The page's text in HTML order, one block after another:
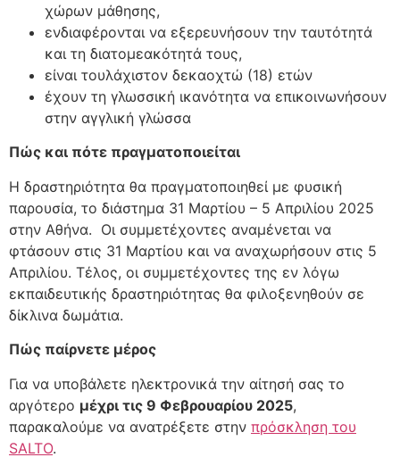
χώρων μάθησης,
ενδιαφέρονται να εξερευνήσουν την ταυτότητά
και τη διατομεακότητά τους,
είναι τουλάχιστον δεκαοχτώ (18) ετών
έχουν τη γλωσσική ικανότητα να επικοινωνήσουν
στην αγγλική γλώσσα
Πώς και πότε πραγματοποιείται
Η δραστηριότητα θα πραγματοποιηθεί με φυσική
παρουσία, το διάστημα 31 Μαρτίου – 5 Απριλίου 2025
στην Αθήνα. Οι συμμετέχοντες αναμένεται να
φτάσουν στις 31 Μαρτίου και να αναχωρήσουν στις 5
Απριλίου. Τέλος, οι συμμετέχοντες της εν λόγω
εκπαιδευτικής δραστηριότητας θα φιλοξενηθούν σε
δίκλινα δωμάτια.
Πώς παίρνετε μέρος
Για να υποβάλετε ηλεκτρονικά την αίτησή σας το
αργότερο μέχρι τις 9 Φεβρουαρίου 2025,
παρακαλούμε να ανατρέξετε στην πρόσκληση του
SALTO.